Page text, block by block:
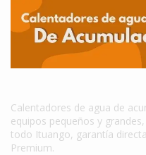
Calentadores de agua de
equipos pequeños y
todo Ituango, garantía
Premium.